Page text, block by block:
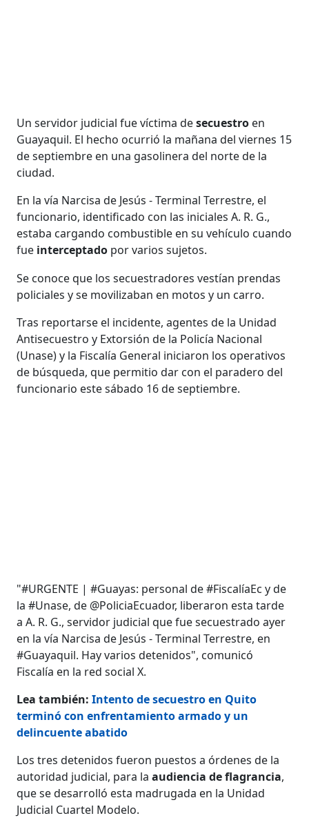
Un servidor judicial fue víctima desecuestro en
Guayaquil. El hecho ocurrió la mañana del viernes 15
de septiembre en una gasolinera del norte de la
ciudad.
En la vía Narcisa de Jesús - Terminal Terrestre, el
funcionario, identificado con las iniciales A. R. G.,
estaba cargando combustible en su vehículo cuando
fue interceptado por varios sujetos.
Se conoce que los secuestradores vestían prendas
policiales y se movilizaban en motos y un carro.
Tras reportarse el incidente, agentes de la Unidad
Antisecuestro y Extorsión de la Policía Nacional
(Unase) y la Fiscalía General iniciaron los operativos
de búsqueda, que permitio dar con el paradero del
funcionario este sábado 16 de septiembre.
"#URGENTE | #Guayas: personal de #FiscalíaEc y de
la #Unase, de @PoliciaEcuador, liberaron esta tarde
a A. R. G., servidor judicial que fue secuestrado ayer
en la vía Narcisa de Jesús - Terminal Terrestre, en
#Guayaquil. Hay varios detenidos", comunicó
Fiscalía en la red social X.
Lea también:Intento de secuestro en Quito
terminó con enfrentamiento armado y un
delincuente abatido
Los tres detenidos fueron puestos a órdenes de la
autoridad judicial, para laaudiencia de flagrancia,
que sedesarrolló esta madrugada en la Unidad
Judicial Cuartel Modelo.